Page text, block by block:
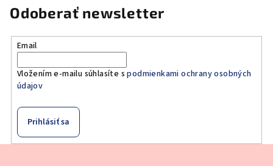
Odoberať newsletter
Email
Vložením e-mailu súhlasíte spodmienkami ochrany osobných
údajov
Prihlásiť sa